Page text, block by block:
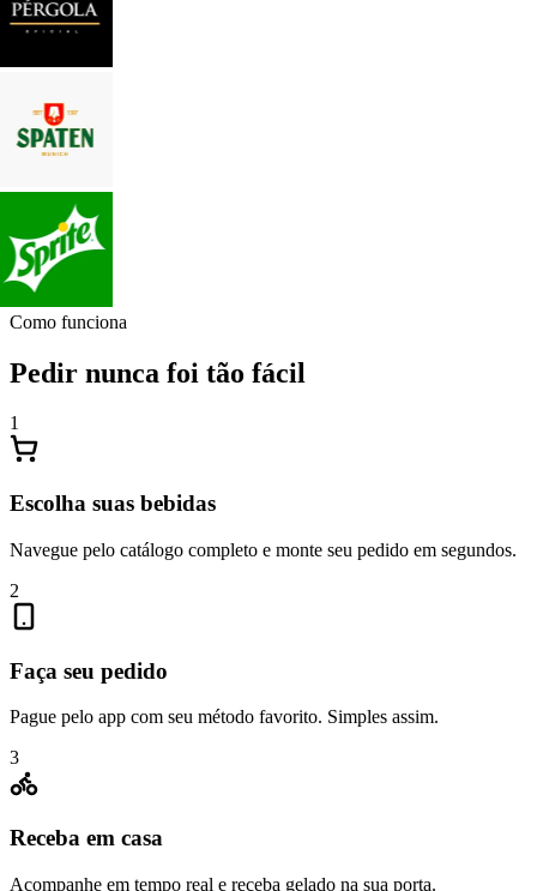
Como funciona
Pedir nunca foi tão fácil
1
Escolha suas bebidas
Navegue pelo catálogo completo e monte seu pedido em segundos.
2
Faça seu pedido
Pague pelo app com seu método favorito. Simples assim.
3
Receba em casa
Acompanhe em tempo real e receba gelado na sua porta.